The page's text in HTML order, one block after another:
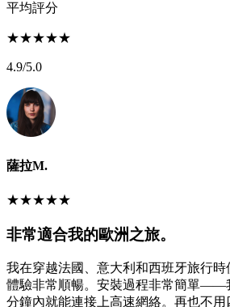
平均評分
★★★★★
4.9/5.0
薩拉M.
★★★★★
非常適合我的歐洲之旅。
我在穿越法國、意大利和西班牙旅行時
體驗非常順暢。安裝過程非常簡單——
分鐘內就能連接上高速網絡。再也不